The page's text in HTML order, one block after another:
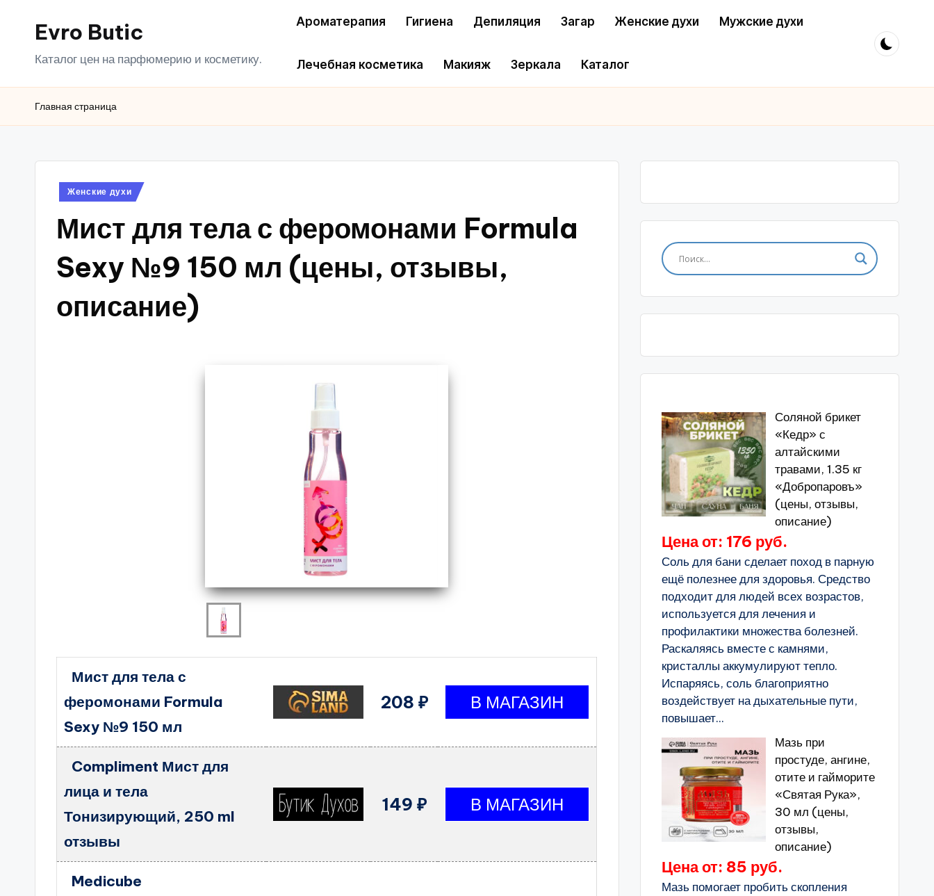
ПерейтиEvro Butic
Каталог цен на парфюмерию и косметику.
Ароматерапия Гигиена Депиляция Загар Женские духи Мужские духи
Лечебная косметика Макияж Зеркала Каталог
Главная страница
Опубликовано
Женские духи
Мист для тела с феромонами Formula
Sexy №9 150 мл (цены, отзывы,
описание)
Мист для тела с
феромонами Formula
Sexy №9 150 мл
208 ₽
Compliment Мист для
лица и тела
Тонизирующий, 250 ml
отзывы
149 ₽
Medicube
Соляной брикет
«Кедр» с
алтайскими
травами, 1.35 кг
«Добропаровъ»
(цены, отзывы,
описание)
Цена от: 176 руб.
Соль для бани сделает поход в парную
ещё полезнее для здоровья. Средство
подходит для людей всех возрастов,
используется для лечения и
профилактики множества болезней.
Раскаляясь вместе с камнями,
кристаллы аккумулируют тепло.
Испаряясь, соль благоприятно
воздействует на дыхательные пути,
повышает...
Мазь при
простуде, ангине,
отите и гайморите
«Святая Рука»,
30 мл (цены,
отзывы,
описание)
Цена от: 85 руб.
Мазь помогает пробить скопления